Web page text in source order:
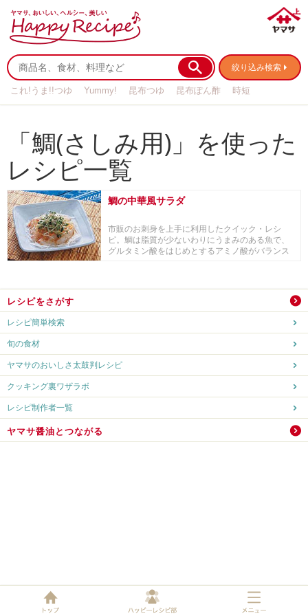
絞り込み検索
これ!うま!!つゆ Yummy! 昆布つゆ 昆布ぽん酢
時短
「鯛(さしみ用)」を使った
レシピ一覧
鯛の中華風サラダ
市販のお刺身を上手に利用したクイック・レシ
ピ。鯛は脂質が少ないわりにうまみのある魚で、
グルタミン酸をはじめとするアミノ酸がバランス
レシピをさがす
レシピ簡単検索
旬の食材
ヤマサのおいしさ太鼓判レシピ
クッキング裏ワザラボ
レシピ制作者一覧
ヤマサ醤油とつながる